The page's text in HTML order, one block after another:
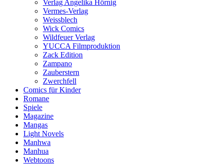
Verlag Angelika Hörnig
Vermes-Verlag
Weissblech
Wick Comics
Wildfeuer Verlag
YUCCA Filmproduktion
Zack Edition
Zampano
Zauberstern
Zwerchfell
Comics für Kinder
Romane
Spiele
Magazine
Mangas
Light Novels
Manhwa
Manhua
Webtoons